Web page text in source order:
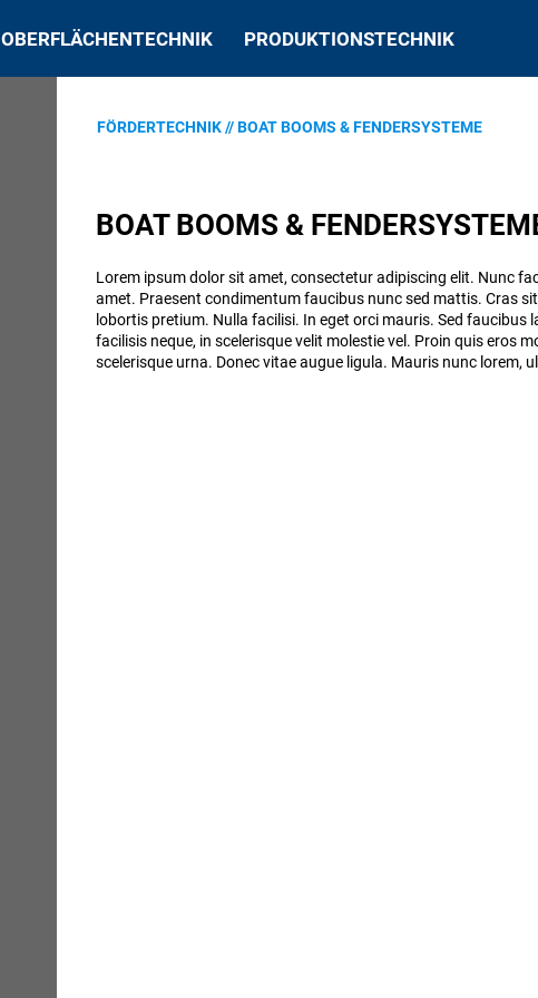
OBERFLÄCHENTECHNIK PRODUKTIONSTECHNIK
FÖRDERTECHNIK//BOAT BOOMS & FENDERSYSTEME
BOAT BOOMS &
Lorem ipsum dolor sit amet, consectetur adipiscing elit. Nunc
amet. Praesent condimentum faucibus nunc sed mattis. Cras
lobortis pretium. Nulla facilisi. In eget orci mauris. Sed
facilisis neque, in scelerisque velit molestie vel. Proin quis eros
scelerisque urna. Donec vitae augue ligula. Mauris nunc lorem,